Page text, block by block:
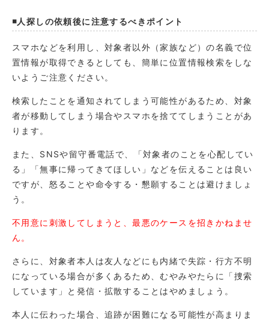
◾️人探しの依頼後に注意するべきポイント
スマホなどを利用し、対象者以外（家族など）の名義で位
置情報が取得できるとしても、簡単に位置情報検索をしな
いようご注意ください。
検索したことを通知されてしまう可能性があるため、対象
者が移動してしまう場合やスマホを捨ててしまうことがあ
ります。
また、SNSや留守番電話で、「対象者のことを心配してい
る」「無事に帰ってきてほしい」などを伝えることは良い
ですが、怒ることや命令する・懇願することは避けましょ
う。
不用意に刺激してしまうと、最悪のケースを招きかねませ
ん。
さらに、対象者本人は友人などにも内緒で失踪・行方不明
になっている場合が多くあるため、むやみやたらに「捜索
しています」と発信・拡散することはやめましょう。
本人に伝わった場合、追跡が困難になる可能性が高まりま